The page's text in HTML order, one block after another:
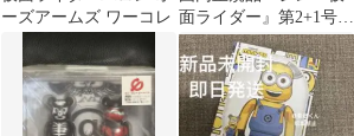
ーズアームズ ワーコレ 面ライダー』第2+1号の
ベアブリック 100% &
400%